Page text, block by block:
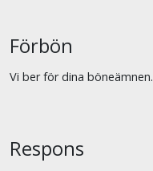
Förbön
Vi ber för dina böneämnen.
Respons